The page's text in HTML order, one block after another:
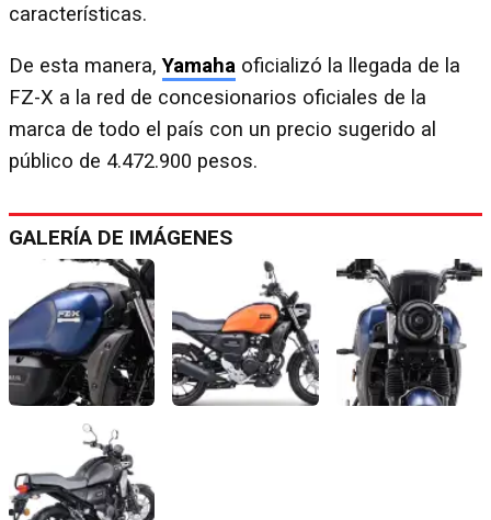
características.
De esta manera,Yamaha oficializó la llegada de la
FZ-X a la red de concesionarios oficiales de la
marca de todo el país con un precio sugerido al
público de 4.472.900 pesos.
GALERÍA DE IMÁGENES